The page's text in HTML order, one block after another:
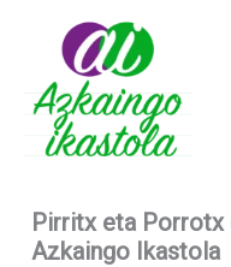
contenu
Pirritx eta
Azkaingo Ikastola